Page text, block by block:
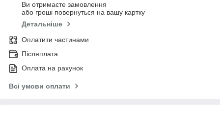
Ви отримаєте замовлення
або гроші повернуться на вашу картку
Детальніше
Оплатити частинами
Післяплата
Оплата на рахунок
Всі умови оплати